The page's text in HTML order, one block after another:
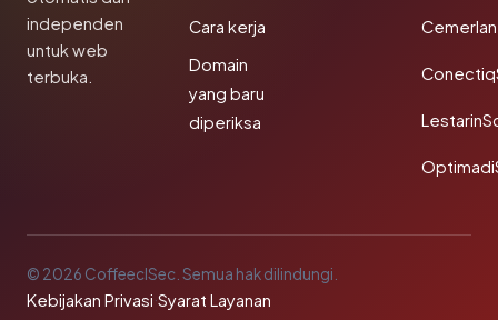
independen
untuk web
terbuka.
Cara kerja
Domain
yang baru
diperiksa
© 2026 CoffeeclSec. Semua hak dilindungi.
Kebijakan Privasi·Syarat Layanan